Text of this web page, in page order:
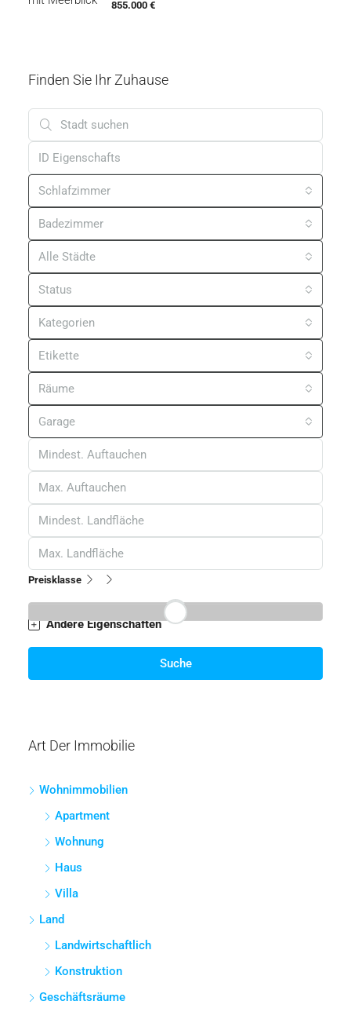
855.000 €
Finden Sie Ihr Zuhause
Schlafzimmer
Badezimmer
Alle Städte
Status
Kategorien
Etikette
Räume
Garage
Preisklasse
Andere Eigenschaften
Suche
Art Der Immobilie
Wohnimmobilien
Apartment
Wohnung
Haus
Villa
Land
Landwirtschaftlich
Konstruktion
Geschäftsräume